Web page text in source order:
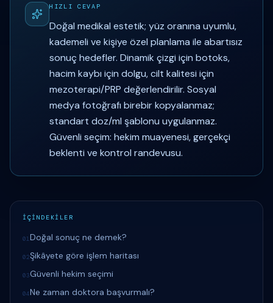
HIZLI CEVAP
Doğal medikal estetik; yüz oranına uyumlu,
kademeli ve kişiye özel planlama ile abartısız
sonuç hedefler. Dinamik çizgi için botoks,
hacim kaybı için dolgu, cilt kalitesi için
mezoterapi/PRP değerlendirilir. Sosyal
medya fotoğrafı birebir kopyalanmaz;
standart doz/ml şablonu uygulanmaz.
Güvenli seçim: hekim muayenesi, gerçekçi
beklenti ve kontrol randevusu.
İÇİNDEKİLER
01Doğal sonuç ne demek?
02Şikâyete göre işlem haritası
03Güvenli hekim seçimi
04Ne zaman doktora başvurmalı?